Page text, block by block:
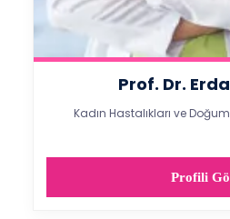
Prof. Dr.
Kadın Hastalıkları ve
Profili